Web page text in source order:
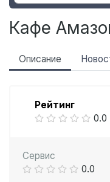
Кафе
Описание
Рейтинг
0.0
Сервис
0.0